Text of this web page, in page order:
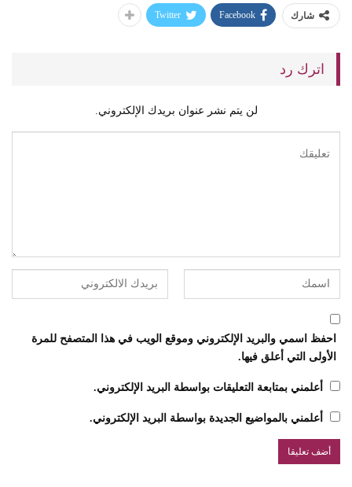
شارك Facebook
Twitter
اترك رد
لن يتم نشر عنوان بريدك الإلكتروني.
احفظ اسمي والبريد الإلكتروني وموقع الويب في هذا المتصفح للمرة
الأولى التي أعلق فيها.
أعلمني بمتابعة التعليقات بواسطة البريد الإلكتروني.
أعلمني بالمواضيع الجديدة بواسطة البريد الإلكتروني.